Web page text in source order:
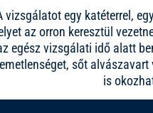
vizsgálatot egy katéterrel,
az orron keresztül
egész vizsgálati idő alatt
sőt
is